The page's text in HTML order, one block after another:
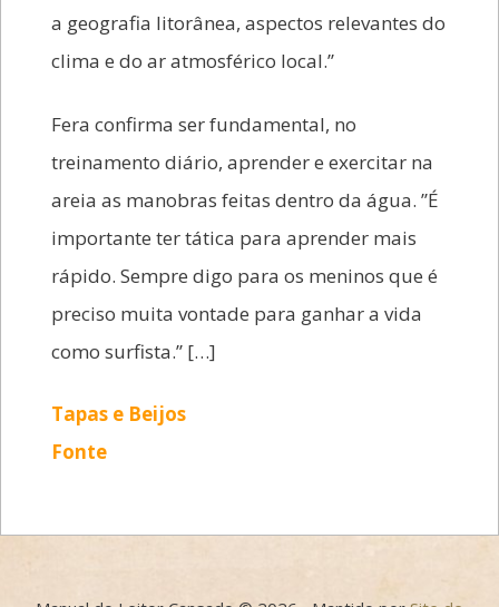
a geografia litorânea, aspectos relevantes do
clima e do ar atmosférico local.’’
Fera confirma ser fundamental, no
treinamento diário, aprender e exercitar na
areia as manobras feitas dentro da água. ’’É
importante ter tática para aprender mais
rápido. Sempre digo para os meninos que é
preciso muita vontade para ganhar a vida
como surfista.’’ […]
Tapas e Beijos
Fonte